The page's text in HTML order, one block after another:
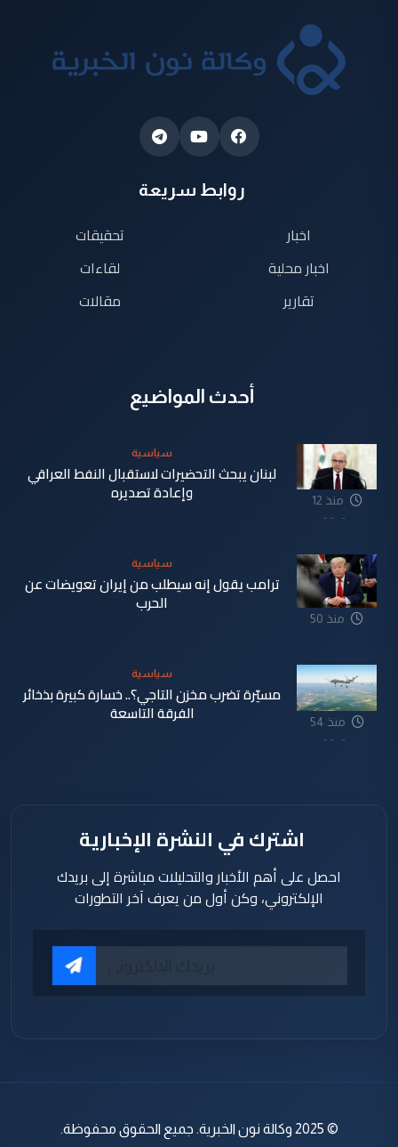
روابط سريعة
اخبار
اخبار محلية
تقارير
تحقيقات
لقاءات
مقالات
أحدث المواضيع
منذ 12
دقيقة
سياسية
لبنان يبحث التحضيرات لاستقبال النفط العراقي
وإعادة تصديره
منذ 50
سياسية
ترامب يقول إنه سيطلب من إيران تعويضات عن
الحرب
منذ 54
دقيقة
سياسية
مسيّرة تضرب مخزن التاجي؟.. خسارة كبيرة بذخائر
الفرقة التاسعة
اشترك في النشرة الإخبارية
احصل على أهم الأخبار والتحليلات مباشرة إلى بريدك
الإلكتروني، وكن أول من يعرف آخر التطورات
© 2025 وكالة نون الخبرية. جميع الحقوق محفوظة.